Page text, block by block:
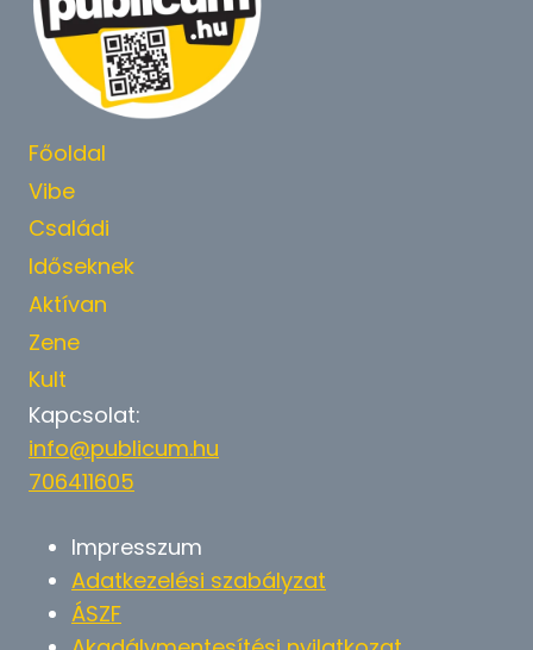
Főoldal
Vibe
Családi
Időseknek
Aktívan
Zene
Kult
Kapcsolat:
info@publicum.hu
706411605
Impresszum
Adatkezelési szabályzat
ÁSZF